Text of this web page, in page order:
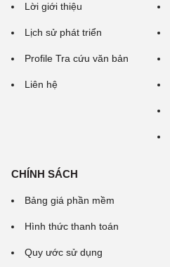
Lời giới thiệu
Lịch sử phát triển
Profile Tra cứu văn bản
Liên hệ
CHÍNH SÁCH
Bảng giá phần mềm
Hình thức thanh toán
Quy ước sử dụng